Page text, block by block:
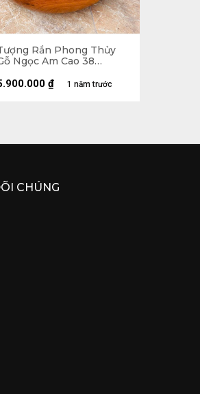
Rắn Phong Thủy
Ngọc Am Cao 38
1 năm trước
₫
CHÚNG